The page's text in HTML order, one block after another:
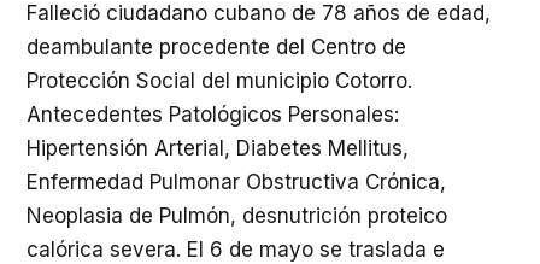
Falleció ciudadano cubano de 78 años de edad,
deambulante procedente del Centro de
Protección Social del municipio Cotorro.
Antecedentes Patológicos Personales:
Hipertensión Arterial, Diabetes Mellitus,
Enfermedad Pulmonar Obstructiva Crónica,
Neoplasia de Pulmón, desnutrición proteico
calórica severa. El 6 de mayo se traslada e